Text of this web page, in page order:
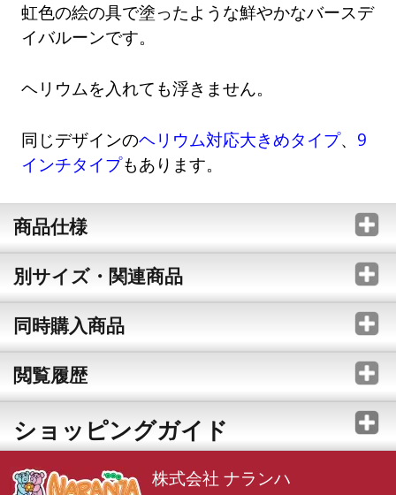
虹色の絵の具で塗ったような鮮やかなバースデ
イバルーンです。
ヘリウムを入れても浮きません。
同じデザインのヘリウム対応大きめタイプ、 9
インチタイプもあります。
商品仕様
別サイズ・関連商品
同時購入商品
閲覧履歴
ショッピングガイド
株式会社 ナランハ